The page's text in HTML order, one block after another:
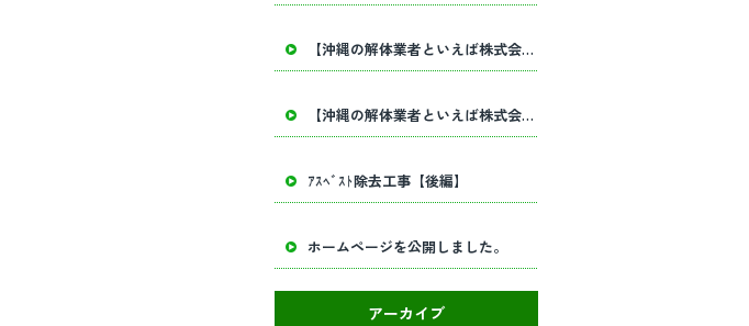
【沖縄の解体業者といえば株式会社田畑工業】内部解体工事・建物解体工事の事ならお任せください！
【沖縄の解体業者といえば株式会社田畑工業】内部解体工事・建物解体工事の事ならお任せください！
ｱｽﾍﾞｽﾄ除去工事【後編】
ホームページを公開しました。
アーカイブ